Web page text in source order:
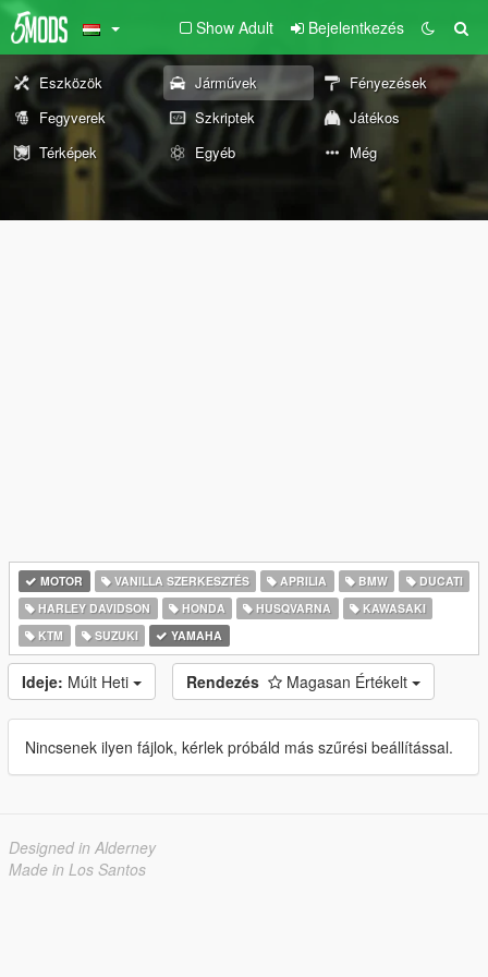
Show Adult Bejelentkezés
Eszközök Járművek
Fényezések
Fegyverek
Szkriptek
Játékos
Térképek
Egyéb Még
MOTOR VANILLA SZERKESZTÉS APRILIA BMW
DUCATI
HARLEY DAVIDSON
HONDA HUSQVARNA
KAWASAKI
KTM
SUZUKI YAMAHA
Ideje: Múlt Heti Rendezés Magasan Értékelt
Nincsenek ilyen fájlok, kérlek próbáld más szűrési beállítással.
Designed in Alderney
Made in Los Santos